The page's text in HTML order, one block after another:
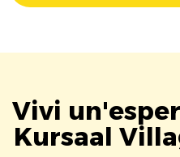
Vivi
Kursaal